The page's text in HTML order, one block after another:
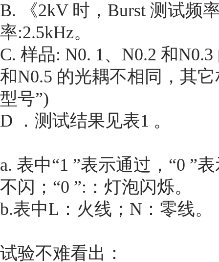
B. 《2kV 时，Burst 测试频
率:2.5kHz。
C. 样品: N0. 1、N0.2 和
和N0.5 的光耦不相同，其
型号”)
D ．测试结果见表1 。
a. 表中“1 ”表示通过，“0 ”
不闪；“0 ”:：灯泡闪烁。
b.表中L：火线；N：零线。
试验不难看出：